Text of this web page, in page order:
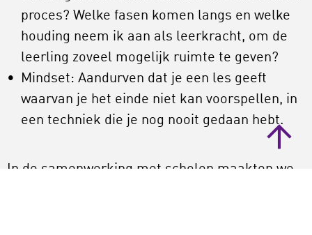
proces? Welke fasen komen langs en welke
houding neem ik aan als leerkracht, om de
leerling zoveel mogelijk ruimte te geven?
Mindset: Aandurven dat je een les geeft
waarvan je het einde niet kan voorspellen, in
een techniek die je nog nooit gedaan hebt.
In de samenwerking met scholen maakten we